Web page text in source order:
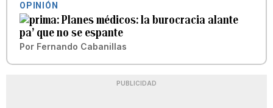
OPINIÓN
Planes médicos: la burocracia alante
pa’ que no se espante
Por Fernando Cabanillas
PUBLICIDAD